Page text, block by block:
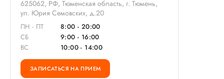
625062, РФ, Тюменская область, г. Тюмень,
ул. Юрия Семовских, д.20
ПН - ПТ
8:00 - 20:00
СБ
9:00 - 16:00
ВС
10:00 - 14:00
ЗАПИСАТЬСЯ НА ПРИЕМ